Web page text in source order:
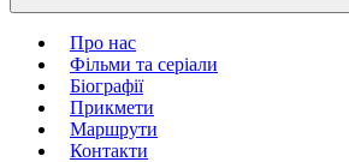
Про нас
Фільми та серіали
Біографії
Прикмети
Маршрути
Контакти